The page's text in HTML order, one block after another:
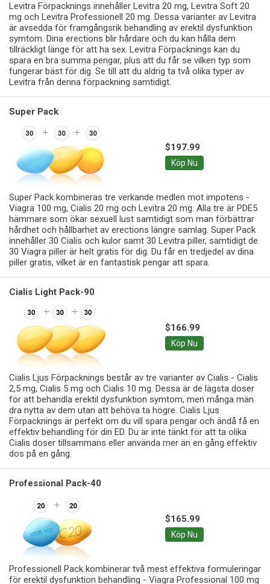
Levitra Förpacknings innehåller Levitra 20 mg, Levitra Soft 20
mg och Levitra Professionell 20 mg. Dessa varianter av Levitra
är avsedda för framgångsrik behandling av erektil dysfunktion
symtom. Dina erections blir hårdare och du kan hålla dem
tillräckligt länge för att ha sex. Levitra Förpacknings kan du
spara en bra summa pengar, plus att du får se vilken typ som
fungerar bäst för dig. Se till att du aldrig ta två olika typer av
Levitra från denna förpackning samtidigt.
Super Pack
$197.99
Köp Nu
Super Pack kombineras tre verkande medlen mot impotens -
Viagra 100 mg, Cialis 20 mg och Levitra 20 mg. Alla tre är PDE5
hämmare som ökar sexuell lust samtidigt som man förbättrar
hårdhet och hållbarhet av erections längre samlag. Super Pack
innehåller 30 Cialis och kulor samt 30 Levitra piller, samtidigt de
30 Viagra piller är helt gratis för dig. Du får en tredjedel av dina
piller gratis, vilket är en fantastisk pengar att spara.
Cialis Light Pack-90
$166.99
Köp Nu
Cialis Ljus Förpacknings består av tre varianter av Cialis - Cialis
2,5 mg, Cialis 5 mg och Cialis 10 mg. Dessa är de lägsta doser
för att behandla erektil dysfunktion symtom, men många män
dra nytta av dem utan att behöva ta högre. Cialis Ljus
Förpacknings är perfekt om du vill spara pengar och ändå få en
effektiv behandling för din ED. Du är inte tänkt för att ta olika
Cialis doser tillsammans eller använda mer än en gång effektiv
dos på en gång.
Professional Pack-40
$165.99
Köp Nu
Professionell Pack kombinerar två mest effektiva formuleringar
för erektil dysfunktion behandling - Viagra Professional 100 mg